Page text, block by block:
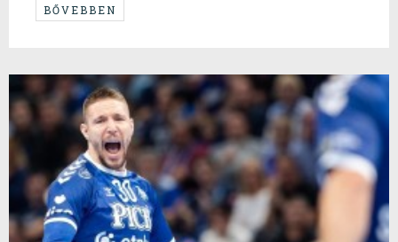
....Párizsban csoda történt, Tatabányán kupát emeltünk. Most Szegeden
kell átlépni a határt...
BŐVEBBEN